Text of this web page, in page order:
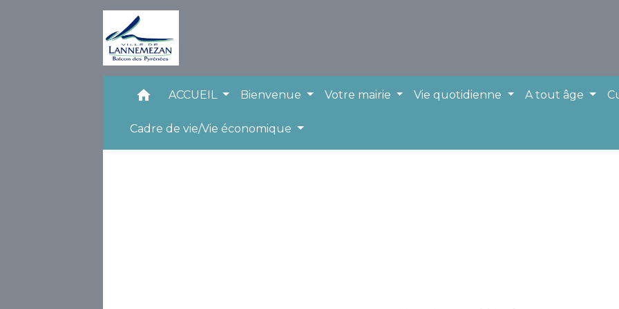
home ACCUEIL Bienvenue Votre mairie Vie quotidienne A tout âge
Cadre de vie/Vie économique